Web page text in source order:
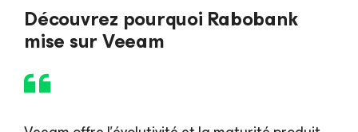
Découvrez pourquoi Rabobank
mise sur Veeam